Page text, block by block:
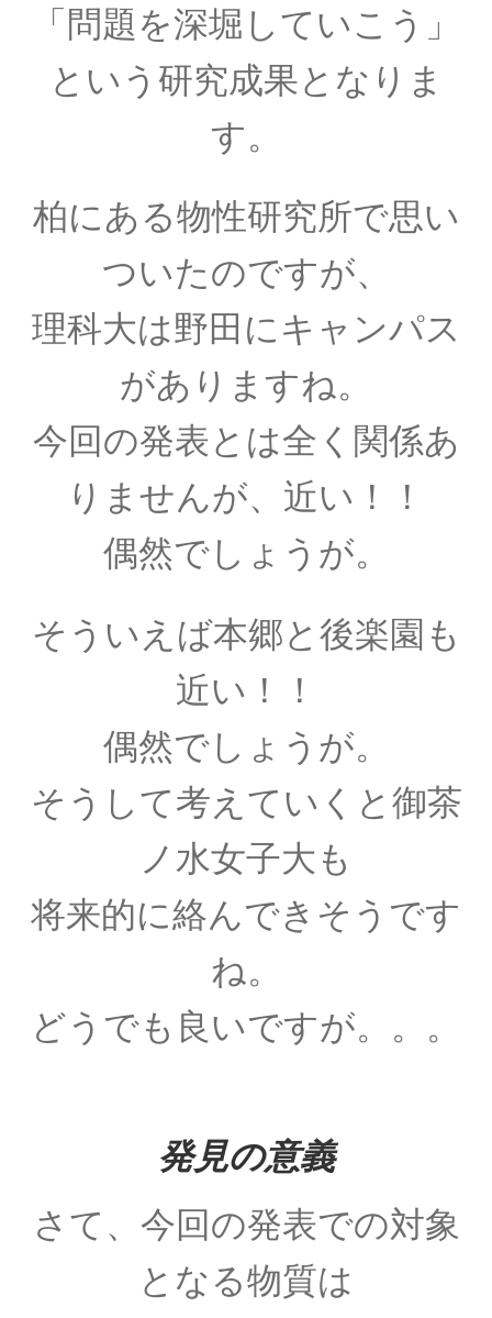
ギブズ
”a physicist must be partially sane”
【三角法を考案し天動説の体系を考案】
クリスティアーン・ホイヘンス
グラーツ大学：Universität Graz
関連の物理学者・シュレディンガー等
ケンブリッジ大関連の物理学者
ハーディ、リトルウッド、ディラック、オッペ
ンハイマー
【コペルニクスと天動説をまとめた】
ゲッチンゲン大学関連の物理学者
コペルニクス
コリン・マクローリン
【ニュートンが紹介した人｜一般関
数の級数展開】
「問題を深堀していこう」
という研究成果となりま
す。
柏にある物性研究所で思い
ついたのですが、
理科大は野田にキャンパス
がありますね。
今回の発表とは全く関係あ
りませんが、近い！！
偶然でしょうが。
そういえば本郷と後楽園も
近い！！
偶然でしょうが。
そうして考えていくと御茶
ノ水女子大も
将来的に絡んできそうです
ね。
どうでも良いですが。。。
発見の意義
さて、今回の発表での対象
となる物質は